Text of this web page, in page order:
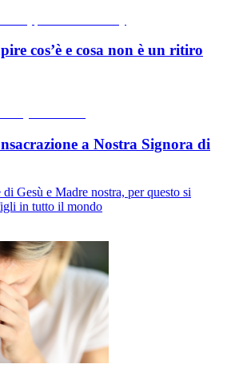
cos’è e cosa non è un ritiro
a Nostra Signora di
Gesù e Madre nostra, per questo si
in tutto il mondo